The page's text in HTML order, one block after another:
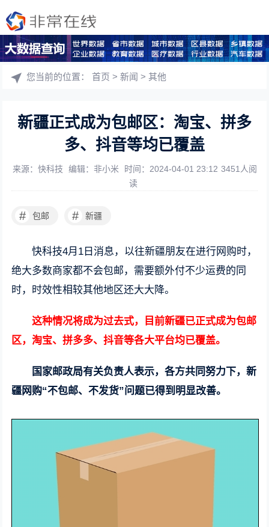
您当前的位置：首页 >新闻 >其他
新疆正式成为包邮区：淘宝、拼多
多、抖音等均已覆盖
来源：快科技 编辑：非小米 时间：2024-04-01 23:12 3451人阅
读
# 包邮 # 新疆
快科技4月1日消息，以往新疆朋友在进行网购时，
绝大多数商家都不会包邮，需要额外付不少运费的同
时，时效性相较其他地区还大大降。
这种情况将成为过去式，目前新疆已正式成为包邮
区，淘宝、拼多多、抖音等各大平台均已覆盖。
国家邮政局有关负责人表示，各方共同努力下，新
疆网购“不包邮、不发货”问题已得到明显改善。